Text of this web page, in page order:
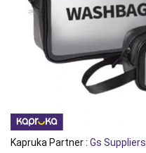
Kapruka Partner : Gs Suppliers